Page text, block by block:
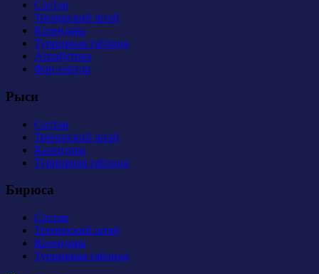
Состав
Тренерский штаб
Календарь
Турнирная таблица
Атрибутика
Фан-сектор
Рыси
Состав
Тренерский штаб
Календарь
Турнирная таблица
Бирюса
Состав
Тренерский штаб
Календарь
Турнирная таблица